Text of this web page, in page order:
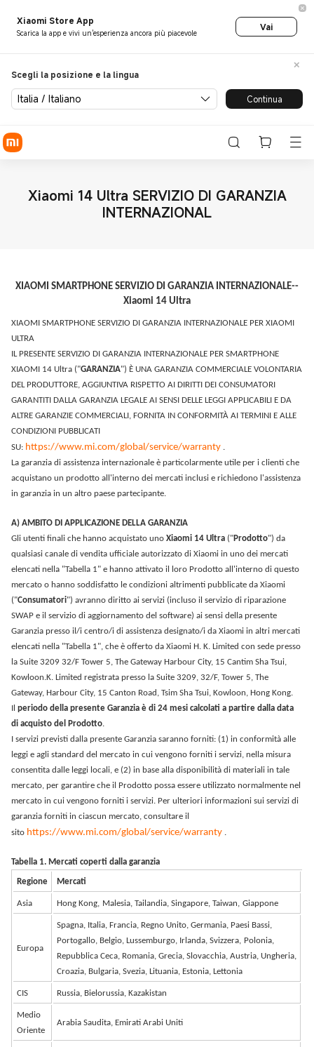
Xiaomi Store App
Scarica la app e vivi un'esperienza ancora più piacevole
Vai
Scegli la posizione e la lingua
Italia / Italiano Continua
Xiaomi 14 Ultra SERVIZIO DI GARANZIA
INTERNAZIONAL
XIAOMI SMARTPHONE SERVIZIO DI GARANZIA INTERNAZIONALE--
Xiaomi 14 Ultra
XIAOMI SMARTPHONE SERVIZIO DI GARANZIA INTERNAZIONALE PER XIAOMI
ULTRA
IL PRESENTE SERVIZIO DI GARANZIA INTERNAZIONALE PER SMARTPHONE
XIAOMI 14 Ultra ("GARANZIA") È UNA GARANZIA COMMERCIALE VOLONTARIA
DEL PRODUTTORE, AGGIUNTIVA RISPETTO AI DIRITTI DEI CONSUMATORI
GARANTITI DALLA GARANZIA LEGALE AI SENSI DELLE LEGGI APPLICABILI E DA
ALTRE GARANZIE COMMERCIALI, FORNITA IN CONFORMITÀ AI TERMINI E ALLE
CONDIZIONI PUBBLICATI
SU: https://www.mi.com/global/service/warranty .
La garanzia di assistenza internazionale è particolarmente utile per i clienti che
acquistano un prodotto all'interno dei mercati inclusi e richiedono l'assistenza
in garanzia in un altro paese partecipante.
A) AMBITO DI APPLICAZIONE DELLA GARANZIA
Gli utenti finali che hanno acquistato uno Xiaomi 14 Ultra ("Prodotto") da
qualsiasi canale di vendita ufficiale autorizzato di Xiaomi in uno dei mercati
elencati nella "Tabella 1" e hanno attivato il loro Prodotto all'interno di questo
mercato o hanno soddisfatto le condizioni altrimenti pubblicate da Xiaomi
("Consumatori") avranno diritto ai servizi (incluso il servizio di riparazione
SWAP e il servizio di aggiornamento del software) ai sensi della presente
Garanzia presso il/i centro/i di assistenza designato/i da Xiaomi in altri mercati
elencati nella "Tabella 1", che è offerto da Xiaomi H. K. Limited con sede presso
la Suite 3209 32/F Tower 5, The Gateway Harbour City, 15 Cantim Sha Tsui,
Kowloon.K. Limited registrata presso la Suite 3209, 32/F, Tower 5, The
Gateway, Harbour City, 15 Canton Road, Tsim Sha Tsui, Kowloon, Hong Kong.
Il periodo della presente Garanzia è di 24 mesi calcolati a partire dalla data
di acquisto del Prodotto.
I servizi previsti dalla presente Garanzia saranno forniti: (1) in conformità alle
leggi e agli standard del mercato in cui vengono forniti i servizi, nella misura
consentita dalle leggi locali, e (2) in base alla disponibilità di materiali in tale
mercato, per garantire che il Prodotto possa essere utilizzato normalmente nel
mercato in cui vengono forniti i servizi. Per ulteriori informazioni sui servizi di
garanzia forniti in ciascun mercato, consultare il
sito https://www.mi.com/global/service/warranty .
Tabella 1. Mercati coperti dalla garanzia
Regione Mercati
Asia Hong Kong, Malesia, Tailandia, Singapore, Taiwan, Giappone
Europa
Spagna, Italia, Francia, Regno Unito, Germania, Paesi Bassi,
Portogallo, Belgio, Lussemburgo, Irlanda, Svizzera, Polonia,
Repubblica Ceca, Romania, Grecia, Slovacchia, Austria, Ungheria,
Croazia, Bulgaria, Svezia, Lituania, Estonia, Lettonia
CIS Russia, Bielorussia, Kazakistan
Medio
Oriente
Arabia Saudita, Emirati Arabi Uniti